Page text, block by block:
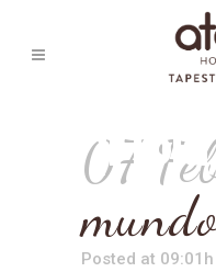
07
Posted at 09:01h